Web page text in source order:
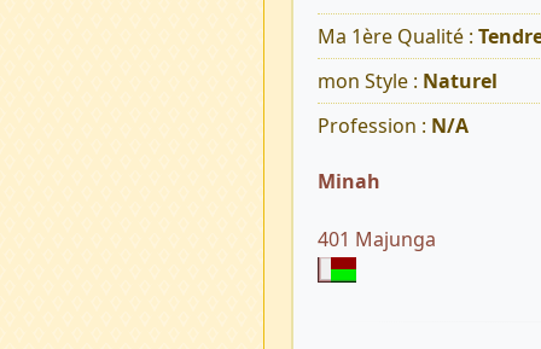
Ma 1ère Qualité :
mon Style : Naturel
Profession : N/A
Minah
401 Majunga